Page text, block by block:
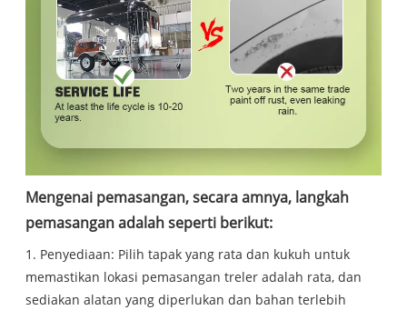
Mengenai pemasangan, secara amnya, langkah
pemasangan adalah seperti berikut:
1. Penyediaan: Pilih tapak yang rata dan kukuh untuk
memastikan lokasi pemasangan treler adalah rata, dan
sediakan alatan yang diperlukan dan bahan terlebih